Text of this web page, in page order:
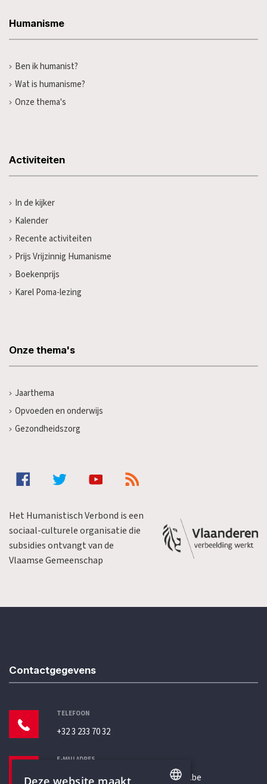
Humanisme
Ben ik humanist?
Wat is humanisme?
Onze thema's
Activiteiten
In de kijker
Kalender
Recente activiteiten
Prijs Vrijzinnig Humanisme
Boekenprijs
Karel Poma-lezing
Onze thema's
Jaarthema
Opvoeden en onderwijs
Gezondheidszorg
Het Humanistisch Verbond is een
sociaal-culturele organisatie die
subsidies ontvangt van de
Vlaamse Gemeenschap
Contactgegevens
TELEFOON
+32 3 233 70 32
E-MAILADRES
secretariaat@humanistischverbond.be
Deze website maakt